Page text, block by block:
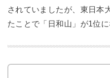
されていましたが、東日本
たことで「日和山」が1位に